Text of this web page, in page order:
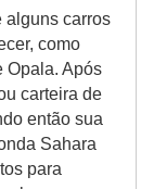
alguns carros
como
Opala. Após
carteira de
então sua
Sahara
para